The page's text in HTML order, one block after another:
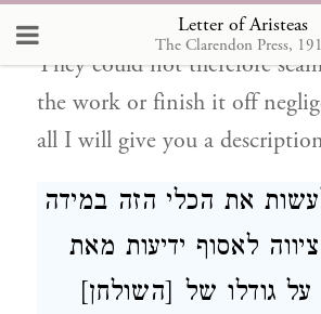
Letter of Aristeas
The Clarendon Press,
superintended the workmen
They could not therefore
the work or finish it off
all I will give you a
את הכלי הזה במידה
לאסוף ידיעות מאת
גודלו של [השולחן]